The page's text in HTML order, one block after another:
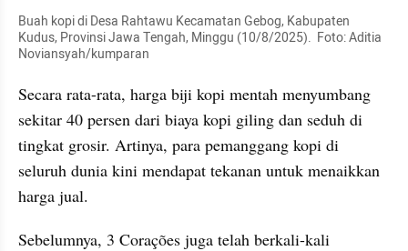
Buah kopi di Desa Rahtawu Kecamatan Gebog, Kabupaten
Kudus, Provinsi Jawa Tengah, Minggu (10/8/2025).  Foto: Aditia
Noviansyah/kumparan
Secara rata-rata, harga biji kopi mentah menyumbang
sekitar 40 persen dari biaya kopi giling dan seduh di
tingkat grosir. Artinya, para pemanggang kopi di
seluruh dunia kini mendapat tekanan untuk menaikkan
harga jual.
Sebelumnya, 3 Corações juga telah berkali-kali